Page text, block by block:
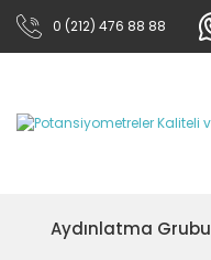
0 (212) 476 88 88
Aydınlatma Grubu